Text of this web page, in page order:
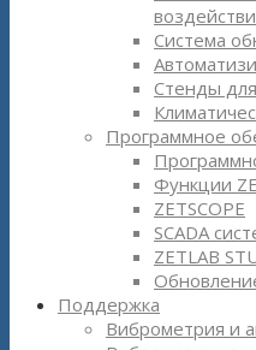
Система
Стенды
Программное
Функции
ZETSCOPE
SCADA
ZETLAB
Поддержка
Виброметрия и